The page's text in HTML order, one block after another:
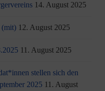
14. August 2025
(mit) 12. August 2025
11. August 2025
stellen sich den
2025 11. August